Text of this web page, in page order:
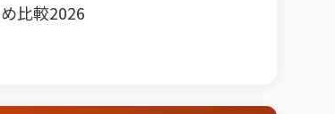
め比較2026